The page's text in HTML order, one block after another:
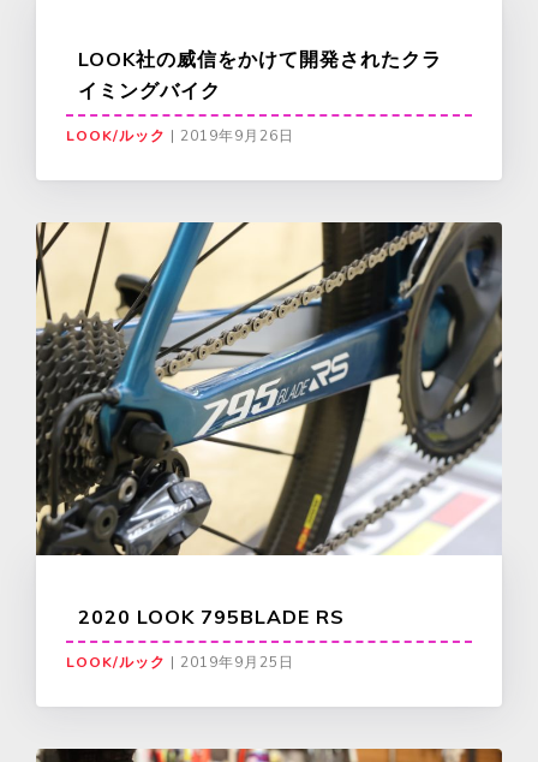
LOOK社の威信をかけて開発されたクラ
イミングバイク
LOOK/ルック | 2019年9月26日
2020 LOOK 795BLADE RS
LOOK/ルック | 2019年9月25日